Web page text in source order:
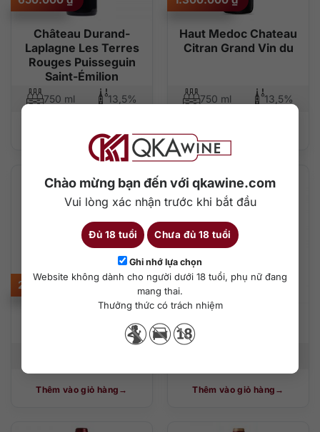
Chào mừng bạn đến với qkawine.com
Vui lòng xác nhận trước khi bắt đầu
Đủ 18 tuổi Chưa đủ 18 tuổi
Ghi nhớ lựa chọn
Website không dành cho người dưới 18 tuổi, phụ nữ đang
mang thai.
Thưởng thức có trách nhiệm
Château Durand-
Laplagne Les Terres
Rouges Puisseguin
Saint-Émilion
750 ml 13,5%
Thêm vào giỏ hàng
Haut Medoc Chateau
Citran Grand Vin du
750 ml 13,5%
Thêm vào giỏ hàng
Moussas Pauillac
2.900.000
Thêm vào giỏ hàng
750.000 ₫
Thêm vào giỏ hàng